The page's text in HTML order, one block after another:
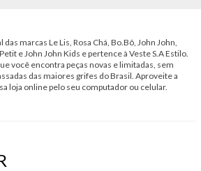
marcas Le Lis, Rosa Chá, Bo.Bô, John John,
e John John Kids e pertence à Veste S.A Estilo.
você encontra peças novas e limitadas, sem
das maiores grifes do Brasil. Aproveite a
loja online pelo seu computador ou celular.